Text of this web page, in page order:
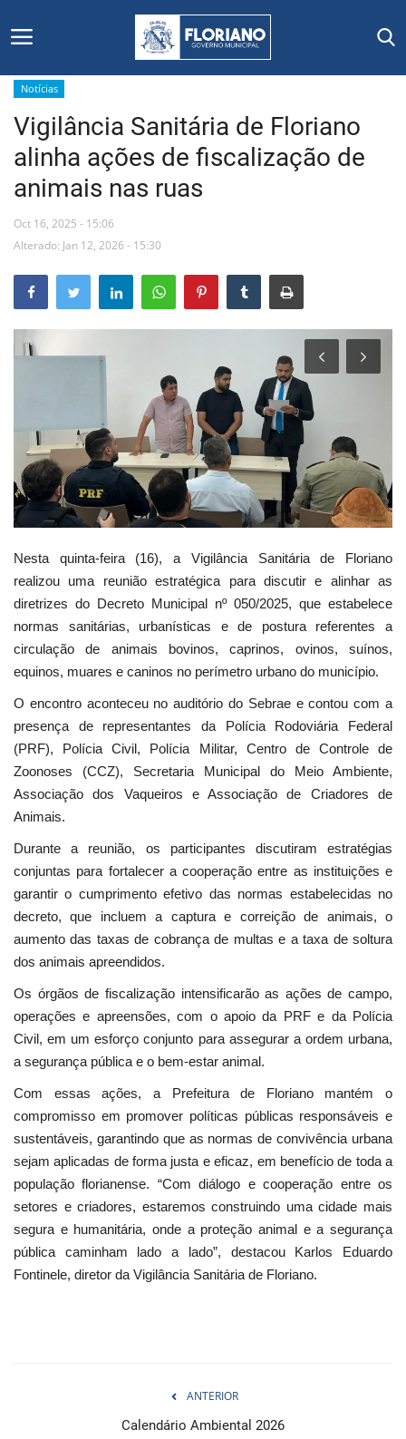
Início
Editais
Floriano
Mural de Licitações
Notícias
Webmail
Contato
Notícias
Vigilância Sanitária de Floriano
alinha ações de fiscalização de
animais nas ruas
Oct 16, 2025 - 15:06
Alterado: Jan 12, 2026 - 15:30
Nesta quinta-feira (16), a Vigilância Sanitária de Floriano
realizou uma reunião estratégica para discutir e alinhar as
diretrizes do Decreto Municipal nº 050/2025, que estabelece
normas sanitárias, urbanísticas e de postura referentes a
circulação de animais bovinos, caprinos, ovinos, suínos,
equinos, muares e caninos no perímetro urbano do município.
O encontro aconteceu no auditório do Sebrae e contou com a
presença de representantes da Polícia Rodoviária Federal
(PRF), Polícia Civil, Polícia Militar, Centro de Controle de
Zoonoses (CCZ), Secretaria Municipal do Meio Ambiente,
Associação dos Vaqueiros e Associação de Criadores de
Animais.
Durante a reunião, os participantes discutiram estratégias
conjuntas para fortalecer a cooperação entre as instituições e
garantir o cumprimento efetivo das normas estabelecidas no
decreto, que incluem a captura e correição de animais, o
aumento das taxas de cobrança de multas e a taxa de soltura
dos animais apreendidos.
Os órgãos de fiscalização intensificarão as ações de campo,
operações e apreensões, com o apoio da PRF e da Polícia
Civil, em um esforço conjunto para assegurar a ordem urbana,
a segurança pública e o bem-estar animal.
Com essas ações, a Prefeitura de Floriano mantém o
compromisso em promover políticas públicas responsáveis e
sustentáveis, garantindo que as normas de convivência urbana
sejam aplicadas de forma justa e eficaz, em benefício de toda a
população florianense. “Com diálogo e cooperação entre os
setores e criadores, estaremos construindo uma cidade mais
segura e humanitária, onde a proteção animal e a segurança
pública caminham lado a lado”, destacou Karlos Eduardo
Fontinele, diretor da Vigilância Sanitária de Floriano.
ANTERIOR
Calendário Ambiental 2026